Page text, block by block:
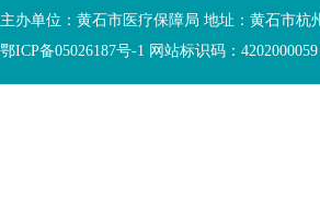
主办单位：黄石市医疗保障局 地址：黄石市杭
鄂ICP备05026187号-1 网站标识码：